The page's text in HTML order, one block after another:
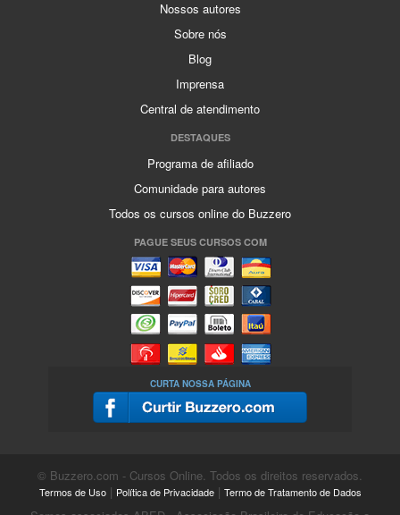
Nossos autores
Sobre nós
Blog
Imprensa
Central de atendimento
DESTAQUES
Programa de afiliado
Comunidade para autores
Todos os cursos online do Buzzero
PAGUE SEUS CURSOS COM
CURTA NOSSA PÁGINA
© Buzzero.com - Cursos Online. Todos os direitos reservados.
Termos de Uso| Política de Privacidade| Termo de Tratamento de Dados